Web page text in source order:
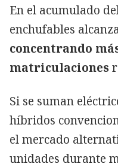
En el acumulado
enchufables
concentrando
matriculaciones
Si se suman
híbridos
el mercado
unidades durante